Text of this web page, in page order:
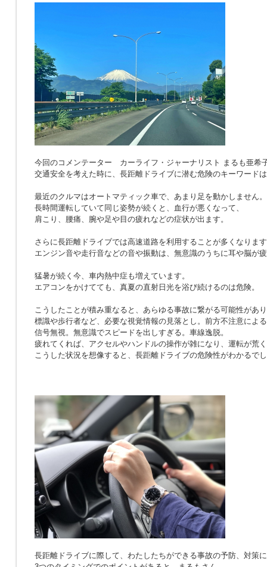
今回のコメンテーター カーライフ・ジャーナリスト まるも亜希
交通安全を考えた時に、長距離ドライブに潜む危険のキーワード
最近のクルマはオートマティック車で、あまり足を動かしません。
長時間運転していて同じ姿勢が続くと、血行が悪くなって、
肩こり、腰痛、腕や足や目の疲れなどの症状が出ます。
さらに長距離ドライブでは高速道路を利用することが多くなりま
エンジン音や走行音などの音や振動は、無意識のうちに耳や脳が
猛暑が続く今、車内熱中症も増えています。
エアコンをかけてても、真夏の直射日光を浴び続けるのは危険。
こうしたことが積み重なると、あらゆる事故に繋がる可能性があ
標識や歩行者など、必要な視覚情報の見落とし。前方不注意によ
信号無視。無意識でスピードを出しすぎる。車線逸脱。
疲れてくれば、アクセルやハンドルの操作が雑になり、運転が荒
こうした状況を想像すると、長距離ドライブの危険性がわかるで
長距離ドライブに際して、わたしたちができる事故の予防、対策